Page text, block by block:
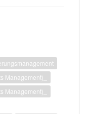
Management)_
Management)_